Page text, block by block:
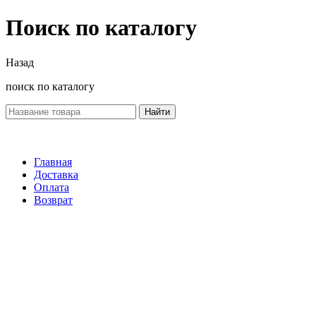
Поиск по каталогу
Назад
поиск по каталогу
Найти
Главная
Доставка
Оплата
Возврат